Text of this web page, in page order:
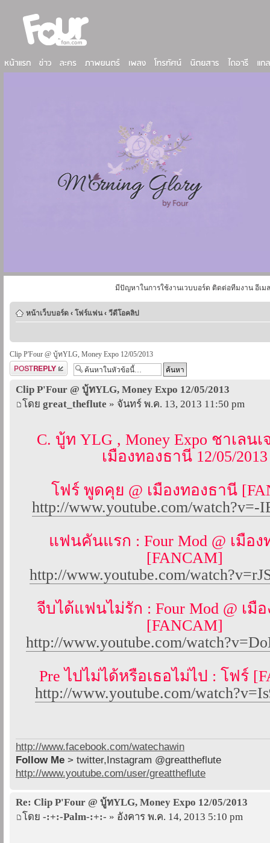
มีปัญหาในการใช้งานเวบบอร์ด ติดต่อทีมงาน อีเม
หน้าเว็บบอร์ด ‹ โฟร์แฟน ‹ วีดีโอคลิป
Clip P'Four @ บู้ทYLG, Money Expo 12/05/2013
ตอบกระทู้
Clip P'Four @ บู้ทYLG, Money Expo 12/05/2013
โดย great_theflute » จันทร์ พ.ค. 13, 2013 11:50 pm
C. บู้ท YLG , Money Expo ชาเลน
เมืองทองธานี 12/05/2013
โฟร์ พูดคุย @ เมืองทองธานี
http://www.youtube.com/watch?v=-
แฟนคันแรก : Four Mod @ เมือ
[FANCAM]
http://www.youtube.com/
จีบได้แฟนไม่รัก : Four Mod @ เมื
[FANCAM]
http://www.youtube.com/
Pre ไปไม่ได้หรือเธอไม่ไป : โฟร์
http://www.youtube.com/
http://www.facebook.com/watechawin
Follow Me > twitter,Instagram @greattheflute
http://www.youtube.com/user/greattheflute
Re: Clip P'Four @ บู้ทYLG, Money Expo 12/05/2013
โดย -:+:-Palm-:+:- » อังคาร พ.ค. 14, 2013 5:10 pm